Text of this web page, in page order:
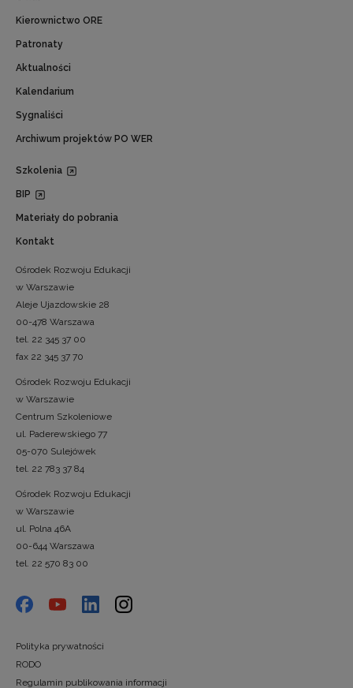
Kierownictwo ORE
Patronaty
Aktualności
Kalendarium
Sygnaliści
Archiwum projektów PO WER
Szkolenia
BIP
Materiały do pobrania
Kontakt
Ośrodek Rozwoju Edukacji
w Warszawie
Aleje Ujazdowskie 28
00-478 Warszawa
tel. 22 345 37 00
fax 22 345 37 70
Ośrodek Rozwoju Edukacji
w Warszawie
Centrum Szkoleniowe
ul. Paderewskiego 77
05-070 Sulejówek
tel. 22 783 37 84
Ośrodek Rozwoju Edukacji
w Warszawie
ul. Polna 46A
00-644 Warszawa
tel. 22 570 83 00
Polityka prywatności
RODO
Regulamin publikowania informacji